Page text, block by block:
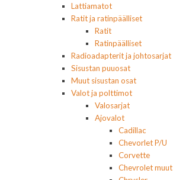
Lattiamatot
Ratit ja ratinpäälliset
Ratit
Ratinpäälliset
Radioadapterit ja johtosarjat
Sisustan puuosat
Muut sisustan osat
Valot ja polttimot
Valosarjat
Ajovalot
Cadillac
Chevorlet P/U
Corvette
Chevrolet muut